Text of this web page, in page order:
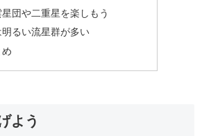
団や二重星を楽しもう
明るい流星群が多い
め
よう